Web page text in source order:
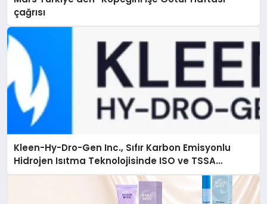
çağrısı
Kleen-Hy-Dro-Gen Inc., Sıfır Karbon Emisyonlu
Hidrojen Isıtma Teknolojisinde ISO ve TSSA
Düzenleyici Onaylarını Aldı